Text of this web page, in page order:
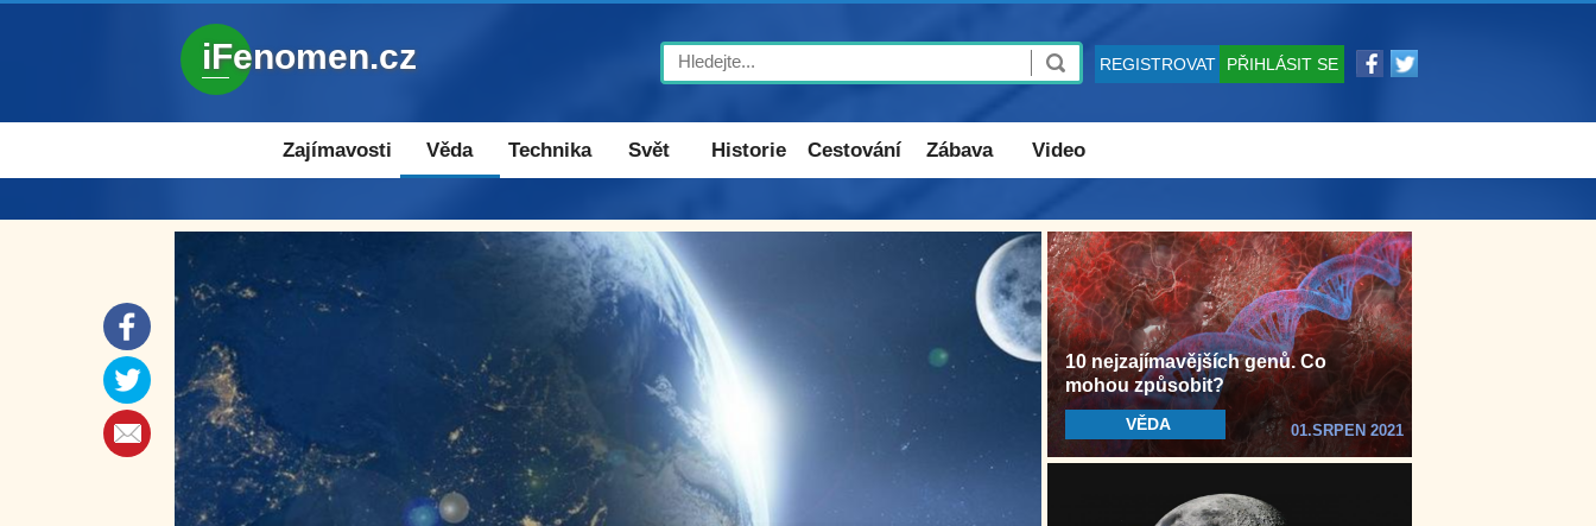
iFenomen.cz REGISTROVAT PŘIHLÁSIT SE
Search
Zajímavosti Věda Technika Svět Historie Cestování Zábava Video
10 nejzajímavějších genů. Co
mohou způsobit?
VĚDA 01.SRPEN 2021